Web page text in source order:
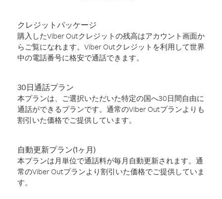
クレジットパッケージ
購入したViber Outクレジットの残高はアカウント画面か
らご覧になれます。Viber Outクレジットを利用して世界
中の電話番号に格安で通話できます。
30日通話プラン
本プランは、ご選択いただいた特定の国へ30日間自由に
通話ができるプランです。通常のViber Outプランよりも
割引いた価格でご提供しています。
自動更新プラン(1ヶ月)
本プランは月単位で通話料が毎月自動更新されます。通
常のViber Outプランより割引いた価格でご提供していま
す。